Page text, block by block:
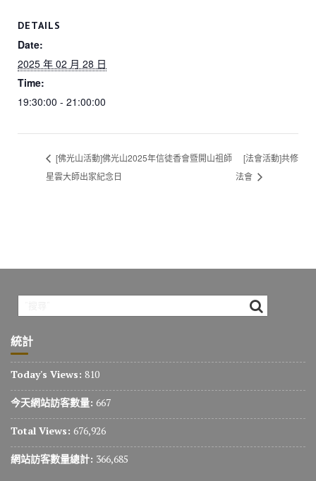
o
k
DETAILS
Date:
2025 年 02 月 28 日
Time:
19:30:00 - 21:00:00
[佛光山活動]佛光山2025年信徒香會暨開山祖師
星雲大師出家紀念日
[法會活動]共修
法會
統計
Today's Views: 810
今天網站訪客數量: 667
Total Views: 676,926
網站訪客數量總計: 366,685